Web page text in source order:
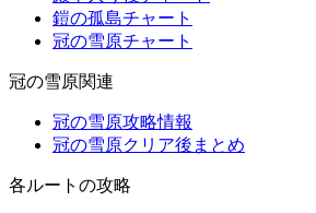
鎧の孤島チャート
冠の雪原チャート
冠の雪原関連
冠の雪原攻略情報
冠の雪原クリア後まとめ
各ルートの攻略